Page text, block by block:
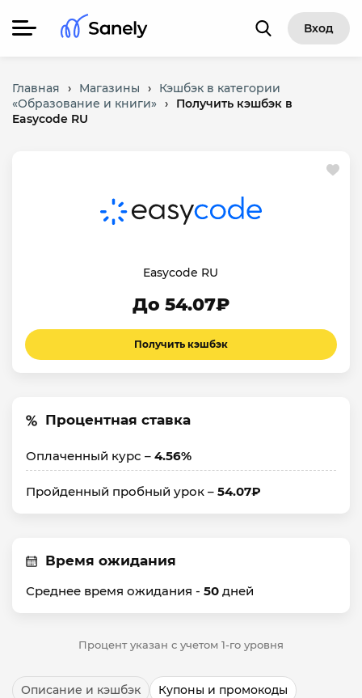
Вход
Главная › Магазины ›
Кэшбэк в категории
«Образование и книги» ›
Получить кэшбэк в
Easycode RU
Easycode RU
До 54.07₽
Получить кэшбэк
Процентная ставка
Оплаченный курс – 4.56%
Пройденный пробный урок – 54.07₽
Время ожидания
Среднее время ожидания - 50 дней
Процент указан с учетом 1-го уровня
Описание и кэшбэк Купоны и промокоды